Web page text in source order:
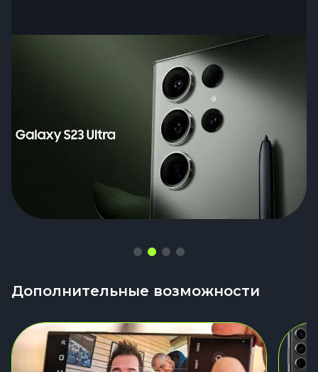
Дополнительные возможности